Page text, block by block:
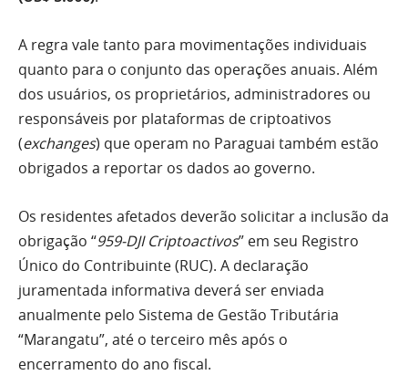
A regra vale tanto para movimentações individuais
quanto para o conjunto das operações anuais. Além
dos usuários, os proprietários, administradores ou
responsáveis por plataformas de criptoativos
(exchanges) que operam no Paraguai também estão
obrigados a reportar os dados ao governo.
Os residentes afetados deverão solicitar a inclusão da
obrigação “959-DJI Criptoactivos” em seu Registro
Único do Contribuinte (RUC). A declaração
juramentada informativa deverá ser enviada
anualmente pelo Sistema de Gestão Tributária
“Marangatu”, até o terceiro mês após o
encerramento do ano fiscal.